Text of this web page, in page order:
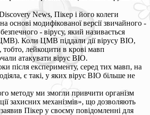
News, Пікер і його колеги
основі модифікованої версії звичайного -
- вірусу, який називається
Коли ЦМВ піддали дії вірусу ВІО,
тобто, лейкоцити в крові мавп
атакувати вірус ВІО.
після експерименту, серед тих мавп, на
є такі, у яких вірус ВІО більше не
методу ми змогли привчити організм
захисних механізмів», що дозволяють
Пікер у своєму повідомленні для